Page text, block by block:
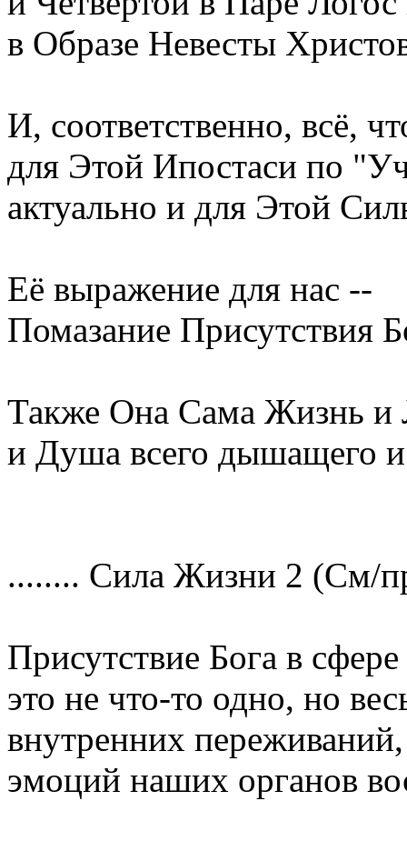
в Образе Невесты
И, соответственно, всё,
для Этой Ипостаси по
актуально и для Этой
Её выражение для нас --
Помазание Присутствия
Также Она Сама Жизнь и
и Душа всего дышащего
........ Сила Жизни 2 (См/
Присутствие Бога в
это не что-то одно, но
внутренних переживаний,
эмоций наших органов